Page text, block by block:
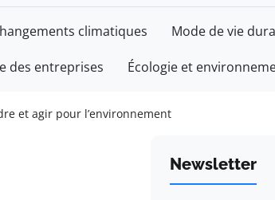
climatiques Mode de vie
des entreprises Écologie et
et agir pour l’environnement
Newsletter